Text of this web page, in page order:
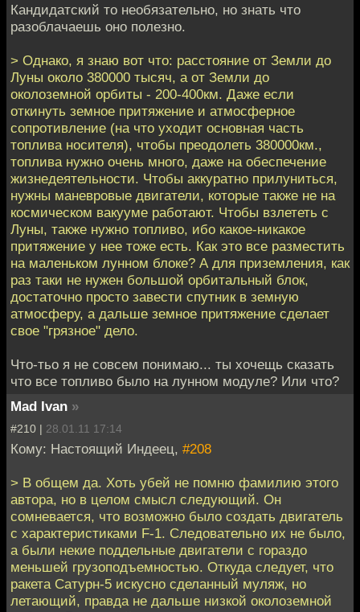
Кандидатский то необязательно, но знать что
разоблачаешь оно полезно.
> Однако, я знаю вот что: расстояние от Земли до
Луны около 380000 тысяч, а от Земли до
околоземной орбиты - 200-400км. Даже если
откинуть земное притяжение и атмосферное
сопротивление (на что уходит основная часть
топлива носителя), чтобы преодолеть 380000км.,
топлива нужно очень много, даже на обеспечение
жизнедеятельности. Чтобы аккуратно прилуниться,
нужны маневровые двигатели, которые также не на
космическом вакууме работают. Чтобы взлететь с
Луны, также нужно топливо, ибо какое-никакое
притяжение у нее тоже есть. Как это все разместить
на маленьком лунном блоке? А для приземления, как
раз таки не нужен большой орбитальный блок,
достаточно просто завести спутник в земную
атмосферу, а дальше земное притяжение сделает
свое "грязное" дело.
Что-тьо я не совсем понимаю... ты хочещь сказать
что все топливо было на лунном модуле? Или что?
Mad Ivan »
#210 | 28.01.11 17:14
Кому: Настоящий Индеец, #208
> В общем да. Хоть убей не помню фамилию этого
автора, но в целом смысл следующий. Он
сомневается, что возможно было создать двигатель
с характеристиками F-1. Следовательно их не было,
а были некие поддельные двигатели с гораздо
меньшей грузоподъемностью. Откуда следует, что
ракета Сатурн-5 искусно сделанный муляж, но
летающий, правда не дальше низкой околоземной